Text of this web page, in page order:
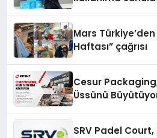
Mars
Haftası” çağrısı
Cesur
Üssünü
SRV Padel